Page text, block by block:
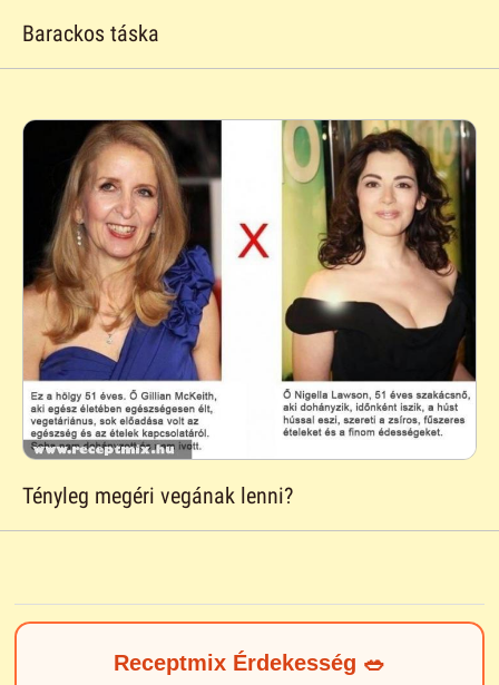
Barackos táska
Tényleg megéri vegának lenni?
Receptmix Érdekesség 🥗